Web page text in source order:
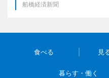
船橋経済新聞
食べる 見
暮らす・働く